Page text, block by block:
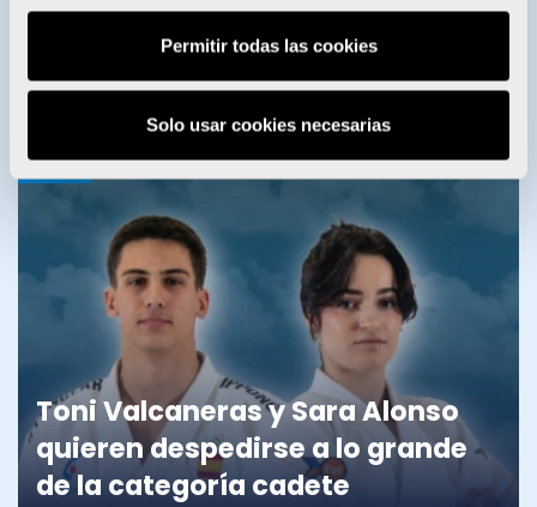
Permitir todas las cookies
Solo usar cookies necesarias
Enervit entrega sus becas a 28
deportistas del Proyecto FER
Toni Valcaneras y Sara Alonso
quieren despedirse a lo grande
de la categoría cadete